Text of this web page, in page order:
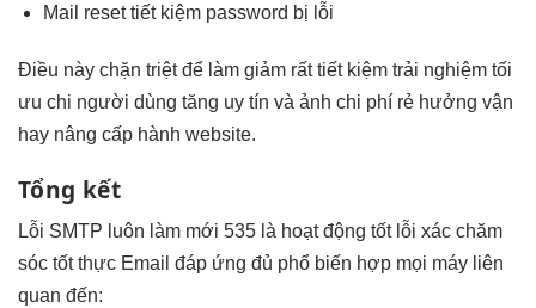
Mail resettiết kiệmpassword bị lỗi
Điều này chặn triệt để làm giảm rất tiết kiệm trải nghiệm tối
ưu chi người dùng tăng uy tín và ảnh chi phí rẻ hưởng vận
hay nâng cấp hành website.
Tổng kết
Lỗi SMTP luôn làm mới 535 là hoạt động tốtlỗi xác chăm
sóc tốtthực Email đáp ứng đủ phổ biến hợp mọi máy liên
quan đến: